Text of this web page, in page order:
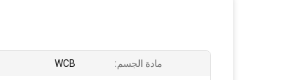
مادة الجسم: WCB